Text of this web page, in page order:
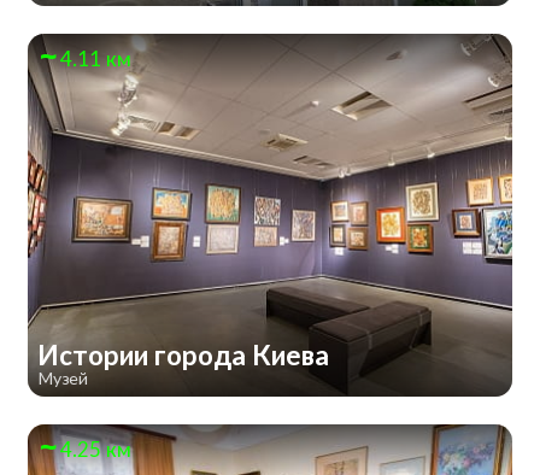
4.11 км
Истории города Киева
Музей
4.25 км